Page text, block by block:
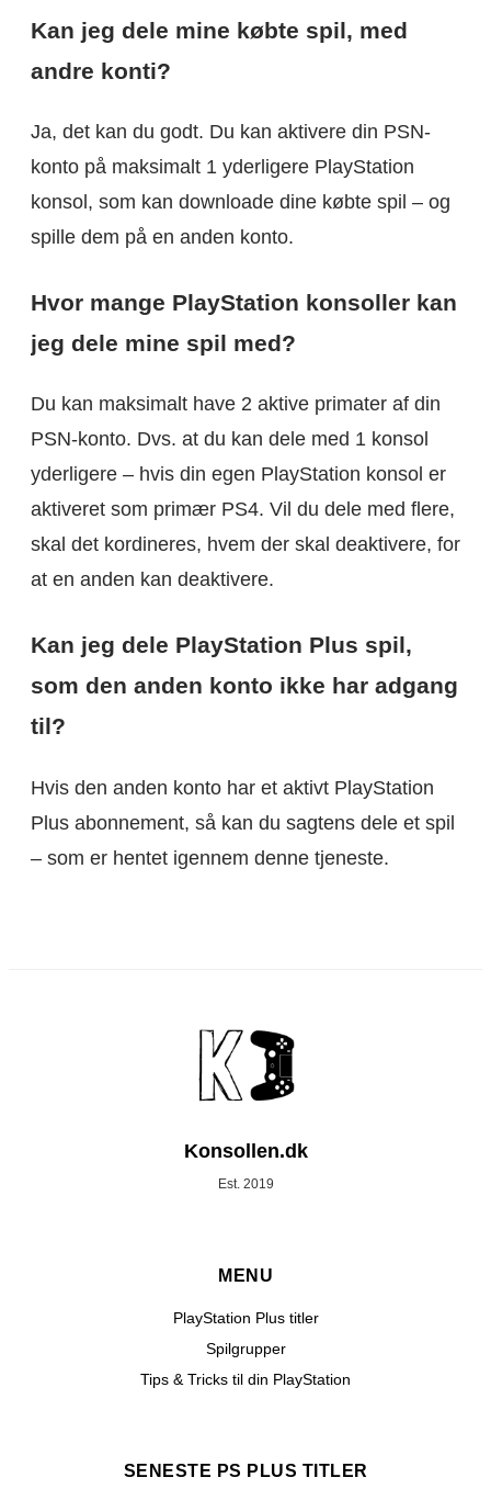
Kan jeg dele mine købte spil, med
andre konti?
Ja, det kan du godt. Du kan aktivere din PSN-
konto på maksimalt 1 yderligere PlayStation
konsol, som kan downloade dine købte spil – og
spille dem på en anden konto.
Hvor mange PlayStation konsoller kan
jeg dele mine spil med?
Du kan maksimalt have 2 aktive primater af din
PSN-konto. Dvs. at du kan dele med 1 konsol
yderligere – hvis din egen PlayStation konsol er
aktiveret som primær PS4. Vil du dele med flere,
skal det kordineres, hvem der skal deaktivere, for
at en anden kan deaktivere.
Kan jeg dele PlayStation Plus spil,
som den anden konto ikke har adgang
til?
Hvis den anden konto har et aktivt PlayStation
Plus abonnement, så kan du sagtens dele et spil
– som er hentet igennem denne tjeneste.
Konsollen.dk
Est. 2019
MENU
PlayStation Plus titler
Spilgrupper
Tips & Tricks til din PlayStation
SENESTE PS PLUS TITLER